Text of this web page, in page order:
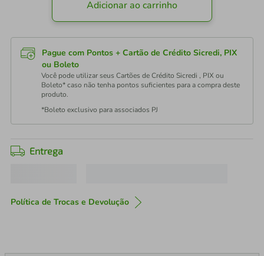
Adicionar ao carrinho
Pague com Pontos + Cartão de Crédito Sicredi, PIX
ou Boleto
Você pode utilizar seus Cartões de Crédito Sicredi , PIX ou
Boleto* caso não tenha pontos suficientes para a compra deste
produto.
*Boleto exclusivo para associados PJ
Entrega
Política de Trocas e Devolução